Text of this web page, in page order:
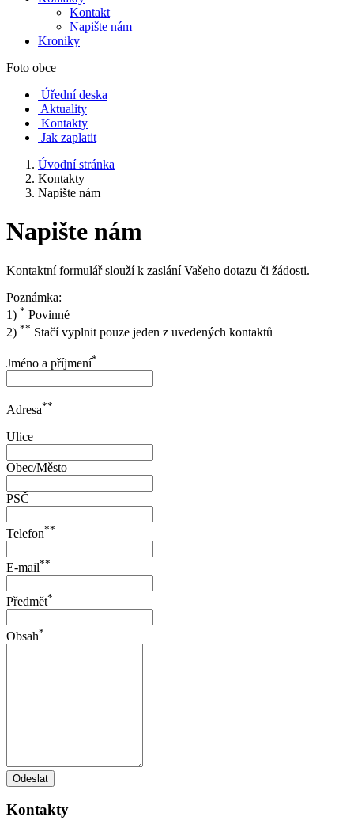
Kontakt
Napište nám
Kroniky
Foto obce
Úřední deska
Aktuality
Kontakty
Jak zaplatit
Úvodní stránka
Kontakty
Napište nám
Napište nám
Kontaktní formulář slouží k zaslání Vašeho dotazu či žádosti.
Poznámka:
1) * Povinné
2) ** Stačí vyplnit pouze jeden z uvedených kontaktů
Jméno a příjmení*
Adresa**
Ulice
Obec/Město
PSČ
Telefon**
E-mail**
Předmět*
Obsah*
Odeslat
Kontakty